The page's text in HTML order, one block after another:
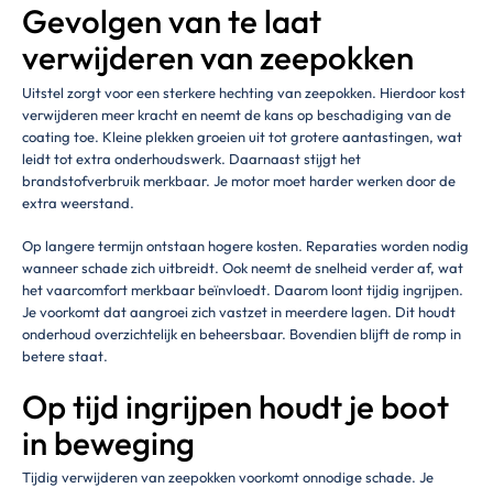
Gevolgen van te laat
verwijderen van zeepokken
Uitstel zorgt voor een sterkere hechting van zeepokken. Hierdoor kost
verwijderen meer kracht en neemt de kans op beschadiging van de
coating toe. Kleine plekken groeien uit tot grotere aantastingen, wat
leidt tot extra onderhoudswerk. Daarnaast stijgt het
brandstofverbruik merkbaar. Je motor moet harder werken door de
extra weerstand.
Op langere termijn ontstaan hogere kosten. Reparaties worden nodig
wanneer schade zich uitbreidt. Ook neemt de snelheid verder af, wat
het vaarcomfort merkbaar beïnvloedt. Daarom loont tijdig ingrijpen.
Je voorkomt dat aangroei zich vastzet in meerdere lagen. Dit houdt
onderhoud overzichtelijk en beheersbaar. Bovendien blijft de romp in
betere staat.
Op tijd ingrijpen houdt je boot
in beweging
Tijdig verwijderen van zeepokken voorkomt onnodige schade. Je